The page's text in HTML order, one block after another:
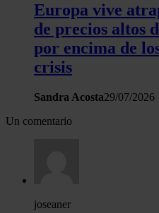
Europa vive
de precios altos
por encima de
crisis
Sandra Acosta29/07/2026
Un comentario
joseaner